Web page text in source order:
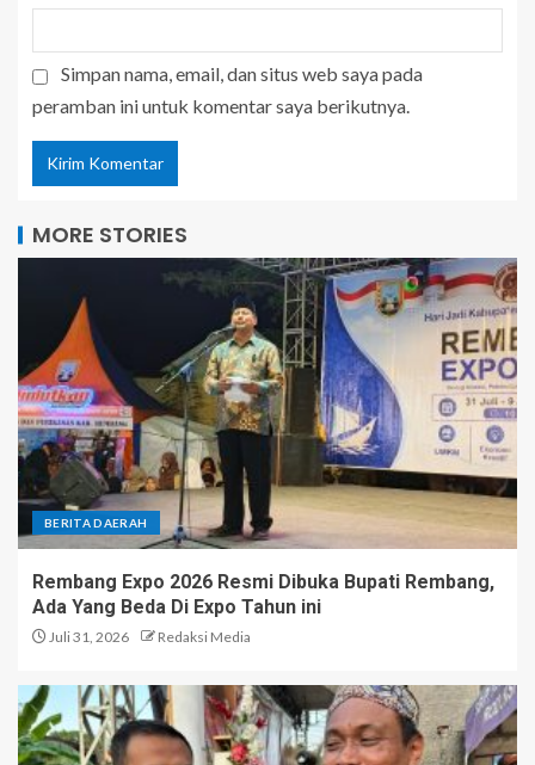
Simpan nama, email, dan situs web saya pada
peramban ini untuk komentar saya berikutnya.
MORE STORIES
BERITA DAERAH
Rembang Expo 2026 Resmi Dibuka Bupati Rembang,
Ada Yang Beda Di Expo Tahun ini
Juli 31, 2026 Redaksi Media